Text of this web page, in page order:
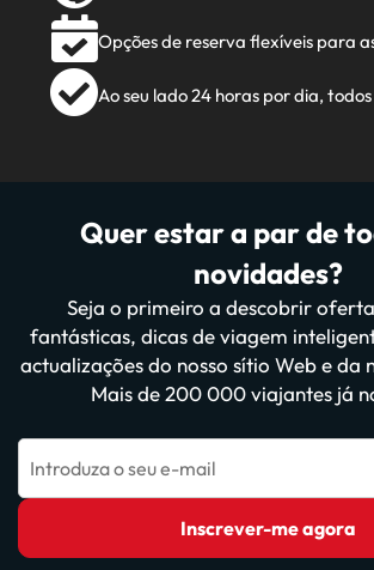
Opções de reserva flexíveis para
Ao seu lado 24 horas por dia,
Quer estar a par de
novidades?
Seja o primeiro a descobrir
fantásticas, dicas de viagem
actualizações do nosso sítio Web e da
Mais de 200 000 viajantes já
Introduza o seu e-mail
Inscrever-me agora